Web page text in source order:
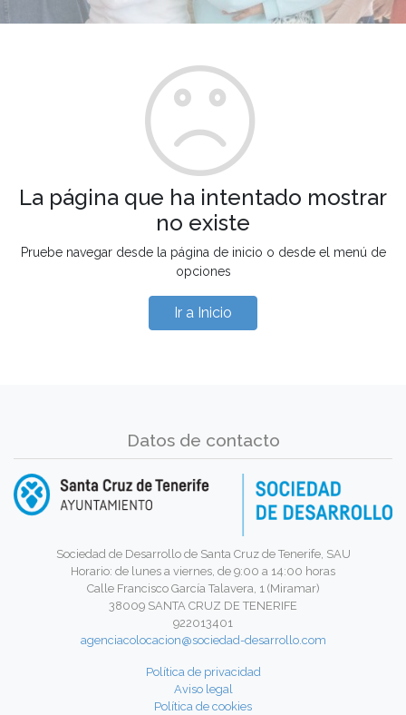
La página que ha intentado mostrar
no existe
Pruebe navegar desde la página de inicio o desde el menú de
opciones
Ir a Inicio
Datos de contacto
Sociedad de Desarrollo de Santa Cruz de Tenerife, SAU
Horario: de lunes a viernes, de 9:00 a 14:00 horas
Calle Francisco García Talavera, 1 (Miramar)
38009 SANTA CRUZ DE TENERIFE
922013401
agenciacolocacion@sociedad-desarrollo.com
Política de privacidad
Aviso legal
Política de cookies